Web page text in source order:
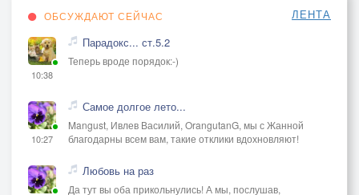
ОБСУЖДАЮТ СЕЙЧАС ЛЕНТА
10:38
Парадокс... ст.5.2
Теперь вроде порядок:-)
10:27
Самое долгое лето...
Mangust, Ивлев Василий, OrangutanG, мы с Жанной
благодарны всем вам, такие отклики вдохновляют!
Любовь на раз
Да тут вы оба прикольнулись! А мы, послушав,